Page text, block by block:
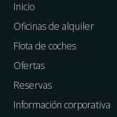
Inicio
Oficinas de alquiler
Flota de coches
Ofertas
Reservas
Información corporativa